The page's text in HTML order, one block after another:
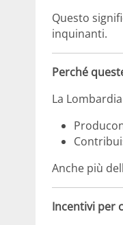
Questo
inquinanti.
Perché
La
Anche più
Incentivi per